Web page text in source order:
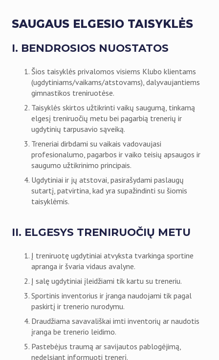
SAUGAUS ELGESIO TAISYKLĖS
I. BENDROSIOS NUOSTATOS
Šios taisyklės privalomos visiems Klubo klientams
(ugdytiniams/vaikams/atstovams), dalyvaujantiems
gimnastikos treniruotėse.
Taisyklės skirtos užtikrinti vaikų saugumą, tinkamą
elgesį treniruočių metu bei pagarbią trenerių ir
ugdytinių tarpusavio sąveiką.
Treneriai dirbdami su vaikais vadovaujasi
profesionalumo, pagarbos ir vaiko teisių apsaugos ir
saugumo užtikrinimo principais.
Ugdytiniai ir jų atstovai, pasirašydami paslaugų
sutartį, patvirtina, kad yra supažindinti su šiomis
taisyklėmis.
II. ELGESYS TRENIRUOČIŲ METU
Į treniruotę ugdytiniai atvyksta tvarkinga sportine
apranga ir švaria vidaus avalyne.
Į salę ugdytiniai įleidžiami tik kartu su treneriu.
Sportinis inventorius ir įranga naudojami tik pagal
paskirtį ir trenerio nurodymu.
Draudžiama savavališkai imti inventorių ar naudotis
įranga be trenerio leidimo.
Pastebėjus traumą ar savijautos pablogėjimą,
nedelsiant informuoti trenerį.